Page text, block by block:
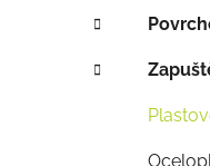
s
r
e
g
o